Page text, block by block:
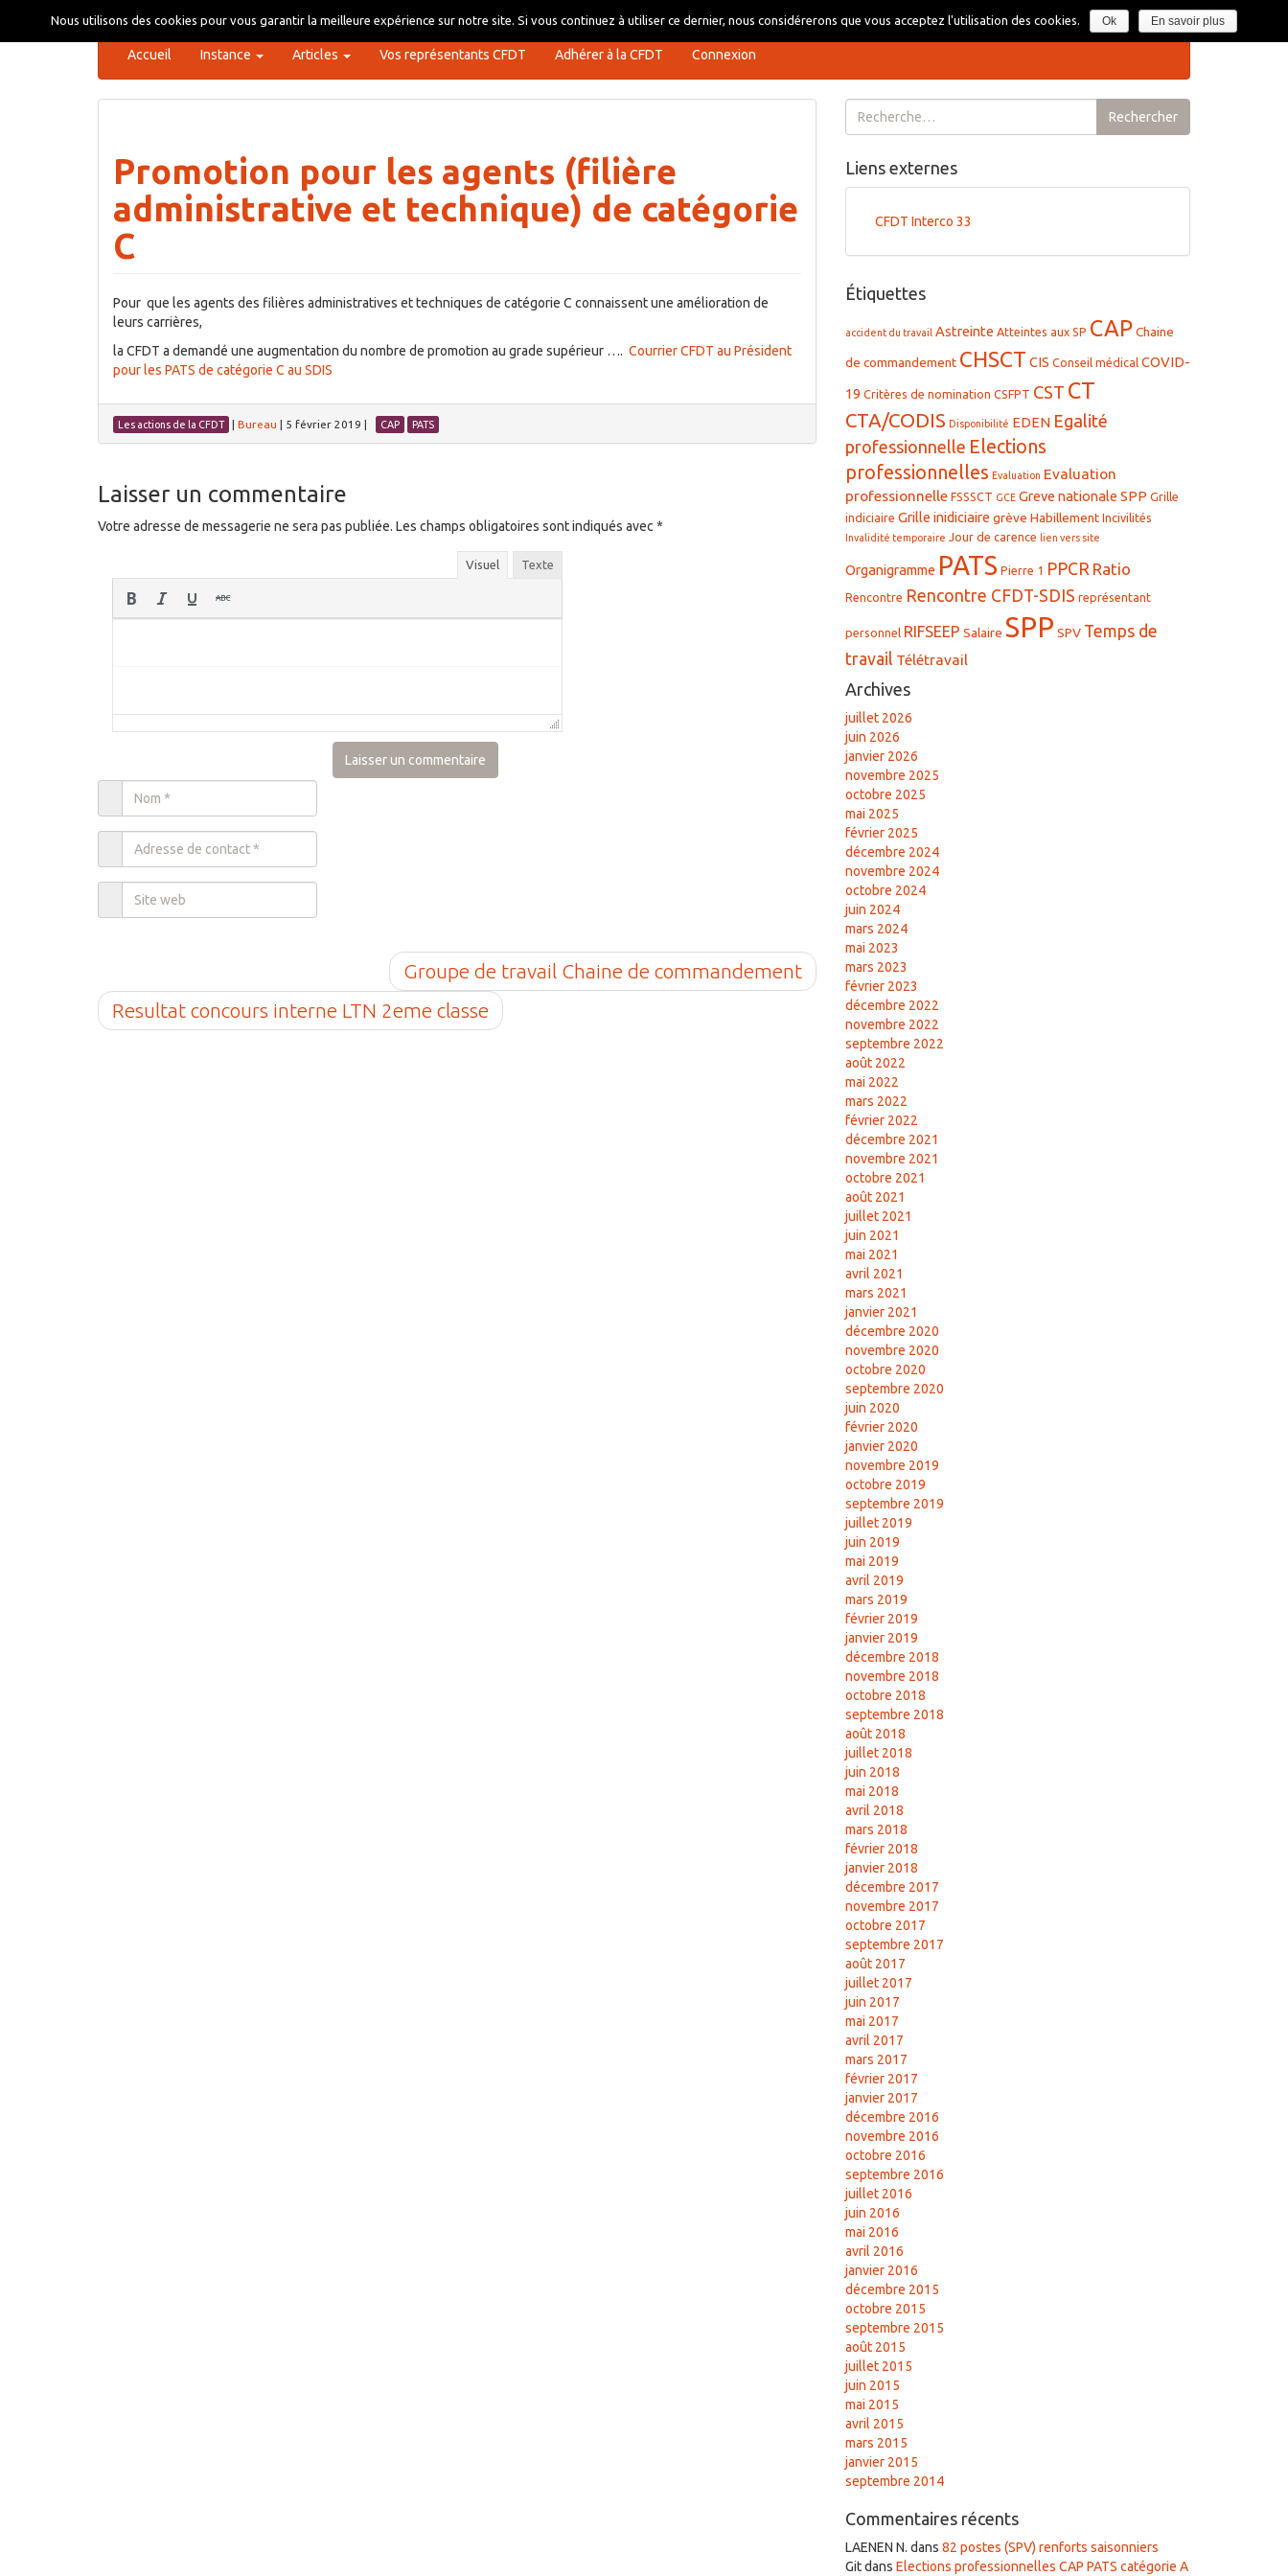
contenu
Section syndicale CFDT Interco du SDIS 33
Accueil Instance Articles Vos représentants CFDT Adhérer à la CFDT Connexion
Promotion pour les agents (filière
administrative et technique) de catégorie
C
Pour que les agents des filières administratives et techniques de catégorie C connaissent une amélioration de
leurs carrières,
la CFDT a demandé une augmentation du nombre de promotion au grade supérieur …. Courrier CFDT au Président
pour les PATS de catégorie C au SDIS
Les actions de la CFDT Bureau 5 février 2019 CAP PATS
Laisser un commentaire
Votre adresse de messagerie ne sera pas publiée. Les champs obligatoires sont indiqués avec*
Visuel Texte
Groupe de travail Chaine de commandement
Resultat concours interne LTN 2eme classe
Rechercher :
Rechercher
Liens externes
CFDT Interco 33
Étiquettes
accident du travail Astreinte Atteintes aux SP CAPChaine
de commandement CHSCT CIS Conseil médical COVID-
19 Critères de nomination CSFPT CST CT
CTA/CODIS Disponibilité EDEN Egalité
professionnelle Elections
professionnelles Evaluation Evaluation
professionnelle FSSSCT GCE Greve nationale SPP Grille
indiciaire Grille inidiciaire grève Habillement Incivilités
Invalidité temporaire Jour de carence lien vers site
Organigramme PATS Pierre 1 PPCR Ratio
Rencontre Rencontre CFDT-SDIS représentant
personnel RIFSEEP Salaire SPP SPV Temps de
travail Télétravail
Archives
juillet 2026
juin 2026
janvier 2026
novembre 2025
octobre 2025
mai 2025
février 2025
décembre 2024
novembre 2024
octobre 2024
juin 2024
mars 2024
mai 2023
mars 2023
février 2023
décembre 2022
novembre 2022
septembre 2022
août 2022
mai 2022
mars 2022
février 2022
décembre 2021
novembre 2021
octobre 2021
août 2021
juillet 2021
juin 2021
mai 2021
avril 2021
mars 2021
janvier 2021
décembre 2020
novembre 2020
octobre 2020
septembre 2020
juin 2020
février 2020
janvier 2020
novembre 2019
octobre 2019
septembre 2019
juillet 2019
juin 2019
mai 2019
avril 2019
mars 2019
février 2019
janvier 2019
décembre 2018
novembre 2018
octobre 2018
septembre 2018
août 2018
juillet 2018
juin 2018
mai 2018
avril 2018
mars 2018
février 2018
janvier 2018
décembre 2017
novembre 2017
octobre 2017
septembre 2017
août 2017
juillet 2017
juin 2017
mai 2017
avril 2017
mars 2017
février 2017
janvier 2017
décembre 2016
novembre 2016
octobre 2016
septembre 2016
juillet 2016
juin 2016
mai 2016
avril 2016
janvier 2016
décembre 2015
octobre 2015
septembre 2015
août 2015
juillet 2015
juin 2015
mai 2015
avril 2015
mars 2015
janvier 2015
septembre 2014
Commentaires récents
LAENEN N. dans 82 postes (SPV) renforts saisonniers
Gitdans Elections professionnelles CAP PATS catégorie A
Nous utilisons des cookies pour vous garantir la meilleure expérience sur notre site. Si vous continuez à utiliser ce dernier, nous considérerons que vous acceptez l'utilisation des cookies. Ok En savoir plus